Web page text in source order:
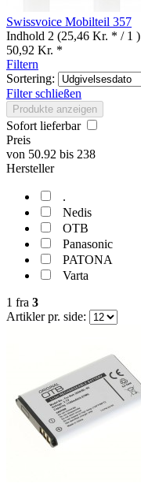
Swissvoice Mobilteil 357
Indhold 2 (25,46 Kr. * / 1 )
50,92 Kr. *
Filtern
Sortering:
Filter schließen
Produkte anzeigen
Sofort lieferbar
Preis
von 50.92 bis 238
Hersteller
.
Nedis
OTB
Panasonic
PATONA
Varta
1 fra 3
Artikler pr. side: